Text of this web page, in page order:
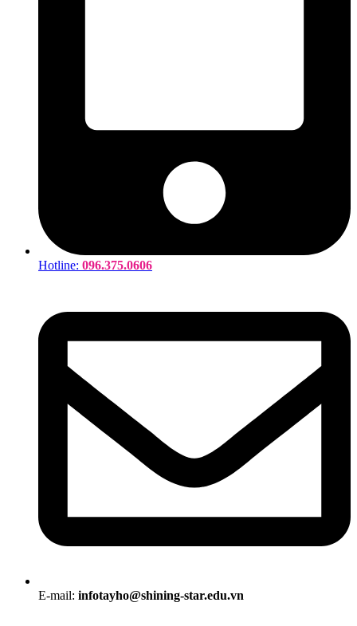
Hotline: 096.375.0606
E-mail: infotayho@shining-star.edu.vn